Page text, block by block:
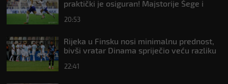
praktički je osiguran! Majstorije Šege i
20:53
Rijeka u Finsku nosi minimalnu prednost,
bivši vratar Dinama spriječio veću razliku
22:41